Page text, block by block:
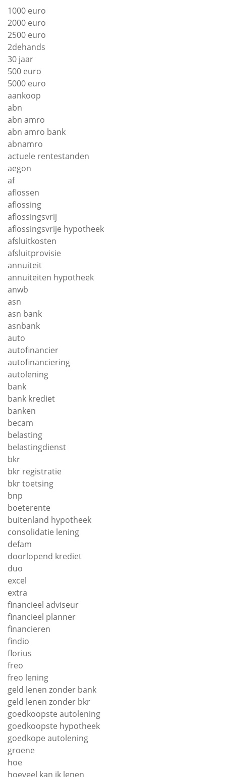
1000 euro
2000 euro
2500 euro
2dehands
30 jaar
500 euro
5000 euro
aankoop
abn
abn amro
abn amro bank
abnamro
actuele rentestanden
aegon
af
aflossen
aflossing
aflossingsvrij
aflossingsvrije hypotheek
afsluitkosten
afsluitprovisie
annuiteit
annuiteiten hypotheek
anwb
asn
asn bank
asnbank
auto
autofinancier
autofinanciering
autolening
bank
bank krediet
banken
becam
belasting
belastingdienst
bkr
bkr registratie
bkr toetsing
bnp
boeterente
buitenland hypotheek
consolidatie lening
defam
doorlopend krediet
duo
excel
extra
financieel adviseur
financieel planner
financieren
findio
florius
freo
freo lening
geld lenen zonder bank
geld lenen zonder bkr
goedkoopste autolening
goedkoopste hypotheek
goedkope autolening
groene
hoe
hoeveel kan ik lenen